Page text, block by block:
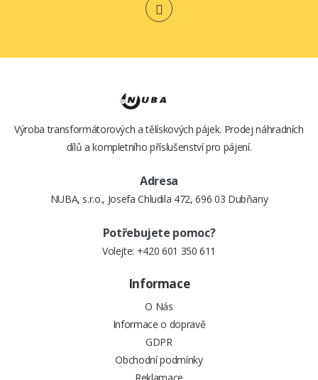
870,- Kč
Výroba transformátorových a tělískových pájek. Prodej náhradních
dílů a kompletního příslušenství pro pájení.
Adresa
NUBA, s.r.o., Josefa Chludila 472, 696 03 Dubňany
Potřebujete pomoc?
Volejte: +420 601 350 611
Informace
O Nás
Informace o dopravě
GDPR
Obchodní podmínky
Reklamace